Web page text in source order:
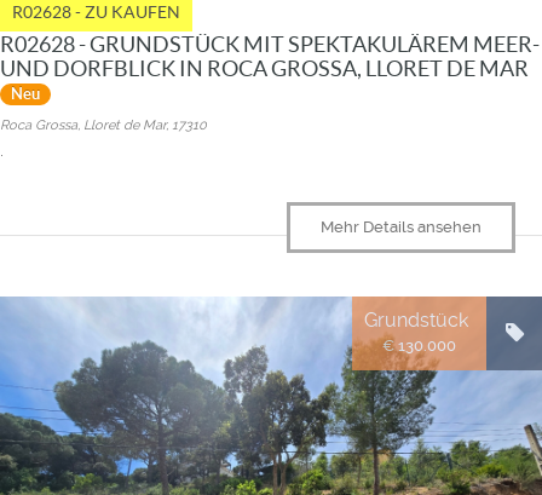
R02628 - ZU KAUFEN
R02628 - GRUNDSTÜCK MIT SPEKTAKULÄREM MEER-
UND DORFBLICK IN ROCA GROSSA, LLORET DE MAR
Neu
Roca Grossa, Lloret de Mar, 17310
.
Mehr Details ansehen
Grundstück
€ 130.000